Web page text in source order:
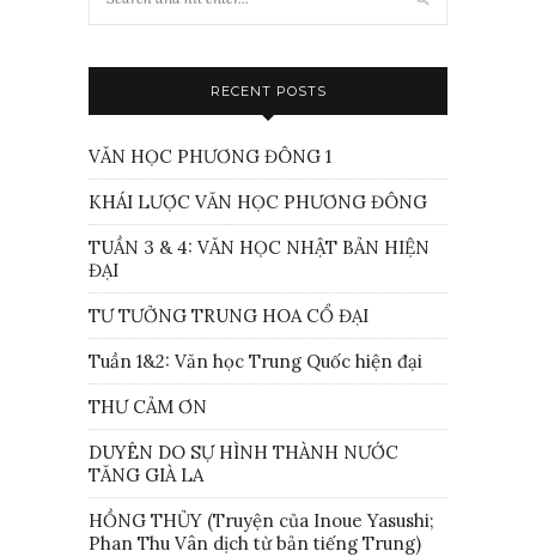
RECENT POSTS
VĂN HỌC PHƯƠNG ĐÔNG 1
KHÁI LƯỢC VĂN HỌC PHƯƠNG ĐÔNG
TUẦN 3 & 4: VĂN HỌC NHẬT BẢN HIỆN
ĐẠI
TƯ TƯỞNG TRUNG HOA CỔ ĐẠI
Tuần 1&2: Văn học Trung Quốc hiện đại
THƯ CẢM ƠN
DUYÊN DO SỰ HÌNH THÀNH NƯỚC
TĂNG GIÀ LA
HỒNG THỦY (Truyện của Inoue Yasushi;
Phan Thu Vân dịch từ bản tiếng Trung)